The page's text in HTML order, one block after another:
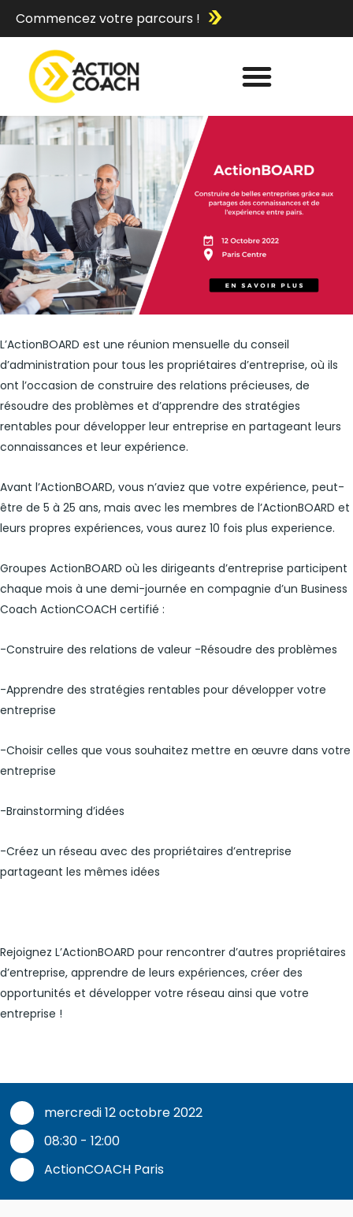
Commencez votre parcours !
Je réserve
L’ActionBOARD est une réunion mensuelle du conseil
d’administration pour tous les propriétaires d’entreprise, où ils
ont l’occasion de construire des relations précieuses, de
résoudre des problèmes et d’apprendre des stratégies
rentables pour développer leur entreprise en partageant leurs
connaissances et leur expérience.
Avant l’ActionBOARD, vous n’aviez que votre expérience, peut-
être de 5 à 25 ans, mais avec les membres de l’ActionBOARD et
leurs propres expériences, vous aurez 10 fois plus experience.
Groupes ActionBOARD où les dirigeants d’entreprise participent
chaque mois à une demi-journée en compagnie d’un Business
Coach ActionCOACH certifié :
-Construire des relations de valeur -Résoudre des problèmes
-Apprendre des stratégies rentables pour développer votre
entreprise
-Choisir celles que vous souhaitez mettre en œuvre dans votre
entreprise
-Brainstorming d’idées
-Créez un réseau avec des propriétaires d’entreprise
partageant les mêmes idées
Rejoignez L’ActionBOARD pour rencontrer d’autres propriétaires
d’entreprise, apprendre de leurs expériences, créer des
opportunités et développer votre réseau ainsi que votre
entreprise !
mercredi 12 octobre 2022
08:30 - 12:00
ActionCOACH Paris